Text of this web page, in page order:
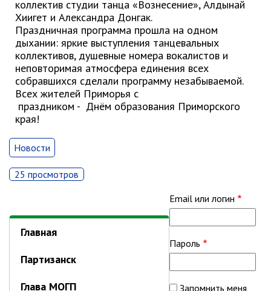
октябрь 2025 г.
сентябрь 2025 г.
август 2025 г.
июль 2025 г.
июнь 2025 г.
май 2025 г.
январь 2025 г.
Первый заместитель главы
Заместители главы администрации
коллектив студии танца «Вознесение», Алдынай
Хиигет и Александра Донгак.
Праздничная программа прошла на одном
дыхании: яркие выступления танцевальных
коллективов, душевные номера вокалистов и
неповторимая атмосфера единения всех
собравшихся сделали программу незабываемой.
Всех жителей Приморья с
праздником - Днём образования Приморского
края!
Новости
25 просмотров
Главная
Партизанск
Глава МОГП
Email или логин
Пароль
Запомнить меня